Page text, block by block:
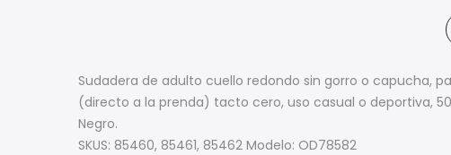
Sudadera de adulto cuello redondo sin gorro o capucha,
(directo a la prenda) tacto cero, uso casual o deportiva,
Negro.
SKUS: 85460, 85461, 85462 Modelo: OD78582